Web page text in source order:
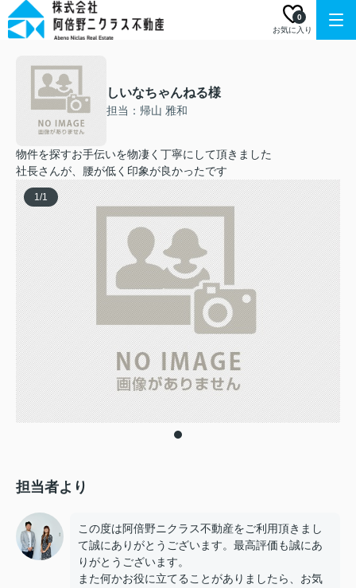
お気に入り
0
しいなちゃんねる様
担当：帰山 雅和
物件を探すお手伝いを物凄く丁寧にして頂きました
社長さんが、腰が低く印象が良かったです
1/1
担当者より
この度は阿倍野ニクラス不動産をご利用頂きまし
て誠にありがとうございます。最高評価も誠にあ
りがとうございます。
また何かお役に立てることがありましたら、お気